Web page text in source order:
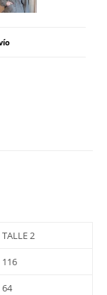
TALLE 2
116
64